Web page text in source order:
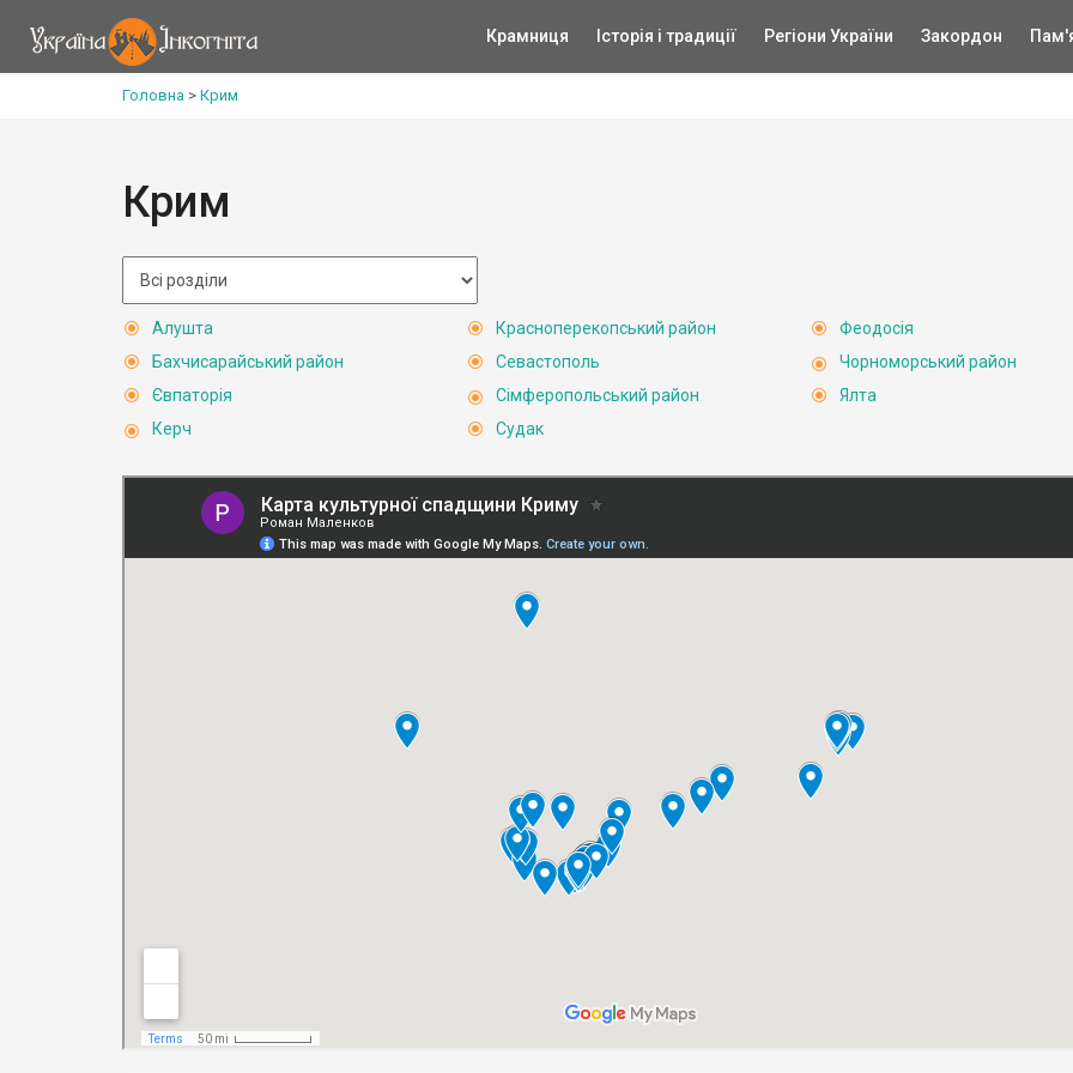
Крамниця Історія і традиції Регіони України Закордон
Головна > Крим
Крим
Алушта
Бахчисарайський район
Євпаторія
Керч
Красноперекопський район
Севастополь
Сімферопольський район
Судак
Феодосія
Чорноморський район
Ялта